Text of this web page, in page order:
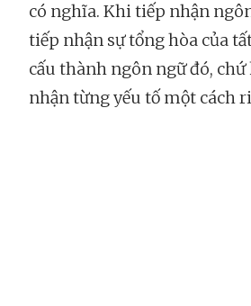
có nghĩa. Khi tiếp nhận
tiếp nhận sự tổng hòa của
cấu thành ngôn ngữ đó,
nhận từng yếu tố một cách